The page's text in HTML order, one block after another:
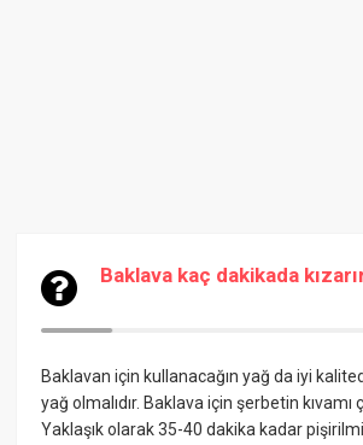
Baklava kaç dakikada
Baklavan için kullanacağın yağ da iyi
yağ olmalıdır. Baklava için şerbetin kıvamı
Yaklaşık olarak 35-40 dakika kadar